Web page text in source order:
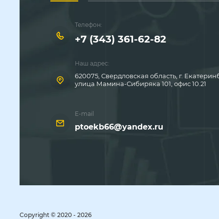
Телефон:
+7 (343) 361-62-82
Наш адрес:
620075, Свердловская область, г.
улица Мамина-Сибиряка 101, офис 10.21
E-mail
ptoekb66@yandex.ru
Copyright © 2020 - 2026